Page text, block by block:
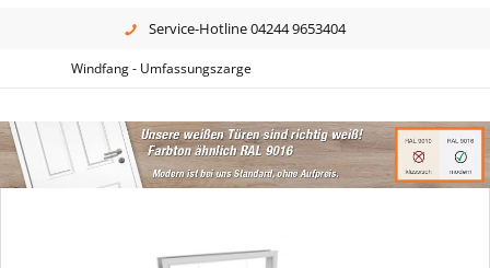
Service-Hotline 04244 9653404
Windfang - Umfassungszarge